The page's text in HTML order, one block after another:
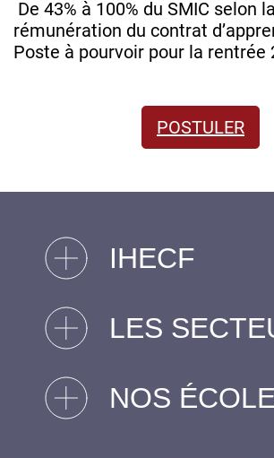
De 43% à 100% du SMIC selon
rémunération du contrat
Poste à pourvoir pour la rentrée
POSTULER
IHECF
LES
NOS